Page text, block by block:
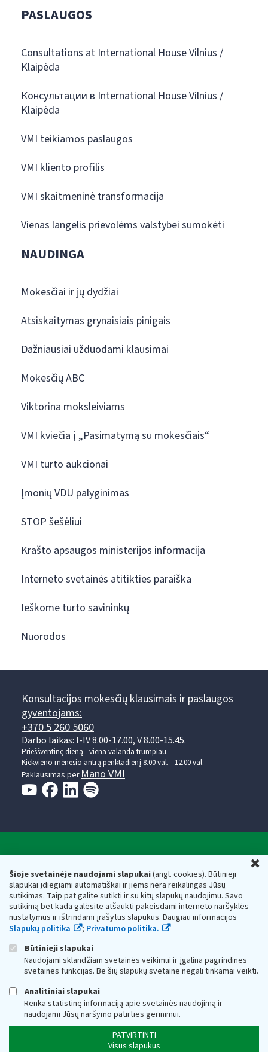
Šioje svetainėje naudojami slapukai(angl. cookies). Būtinieji
slapukai įdiegiami automatiškai ir jiems nėra reikalingas Jūsų
sutikimas. Taip pat galite sutikti ir su kitų slapukų naudojimu. Savo
sutikimą bet kada galėsite atšaukti pakeisdami interneto naršyklės
nustatymus ir ištrindami įrašytus slapukus. Daugiau informacijos
Slapukų politika
; Privatumo politika.
Būtinieji slapukai
Naudojami sklandžiam svetainės veikimui ir įgalina pagrindines
svetainės funkcijas. Be šių slapukų svetainė negali tinkamai veikti.
Analitiniai slapukai
Renka statistinę informaciją apie svetainės naudojimą ir
naudojami Jūsų naršymo patirties gerinimui.
PATVIRTINTI
Visus slapukus
PASLAUGOS
Consultations at International House Vilnius /
Klaipėda
Консультации в International House Vilnius /
Klaipėda
VMI teikiamos paslaugos
VMI kliento profilis
VMI skaitmeninė transformacija
Vienas langelis prievolėms valstybei sumokėti
NAUDINGA
Mokesčiai ir jų dydžiai
Atsiskaitymas grynaisiais pinigais
Dažniausiai užduodami klausimai
Mokesčių ABC
Viktorina moksleiviams
VMI kviečia į „Pasimatymą su mokesčiais“
VMI turto aukcionai
Įmonių VDU palyginimas
STOP šešėliui
Krašto apsaugos ministerijos informacija
Interneto svetainės atitikties paraiška
Ieškome turto savininkų
Nuorodos
Konsultacijos mokesčių klausimais ir paslaugos
gyventojams:
+370 5 260 5060
Darbo laikas: I-IV 8.00-17.00, V 8.00-15.45.
Prieššventinę dieną - viena valanda trumpiau.
Kiekvieno mėnesio antrą penktadienį 8.00 val. - 12.00 val.
Paklausimas perMano VMI
Valstybinė mokesčių inspekcija prie Lietuvos
Respublikos finansų ministerijos
Biudžetinė įstaiga. Juridinio asmens kodas — 188659752,
adresas: Vasario 16-osios g. 14, 01107 Vilnius, Lietuva, el.paštas:
vmi@vmi.lt, E. pristatymo dėžutės adresas 188659752
Duomenys apie Valstybinę mokesčių inspekciją prie Lietuvos
Respublikos finansų ministerijos kaupiami ir saugomi Juridinių